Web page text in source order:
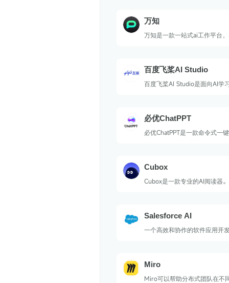
万知
万知是一款一站式ai工作平台
说，万知能够快速理解大量文
专业的PPT演示文稿。旨在帮
效率，简化工作流程，并在多
百度飞桨AI Studio
百度飞桨AI Studio是面向AI学
必优ChatPPT
必优ChatPPT是一款命令式一
Cubox
Cubox是一款专业的AI阅读器。
Salesforce AI
一个高效和协作的软件应用开
Miro
Miro可以帮助分布式团队在不